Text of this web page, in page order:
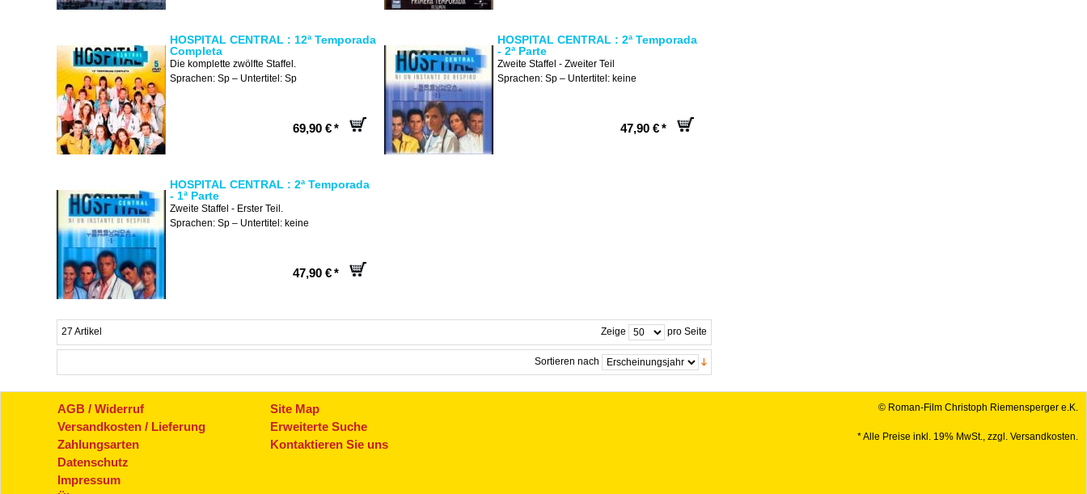
HOSPITAL CENTRAL : 12ª Temporada
Completa
Die komplette zwölfte Staffel.
Sprachen: Sp – Untertitel: Sp
69,90 €*
HOSPITAL CENTRAL : 2ª Temporada
- 2ª Parte
Zweite Staffel - Zweiter Teil
Sprachen: Sp – Untertitel: keine
47,90 €*
HOSPITAL CENTRAL : 2ª Temporada
- 1ª Parte
Zweite Staffel - Erster Teil.
Sprachen: Sp – Untertitel: keine
47,90 €*
27 Artikel Zeige pro Seite
Sortieren nach
AGB / Widerruf
Versandkosten / Lieferung
Zahlungsarten
Datenschutz
Impressum
Site Map
Erweiterte Suche
Kontaktieren Sie uns
© Roman-Film Christoph Riemensperger e.K.
* Alle Preise inkl. 19% MwSt., zzgl. Versandkosten.